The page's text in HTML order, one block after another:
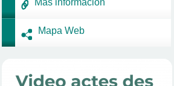
Más información
Mapa Web